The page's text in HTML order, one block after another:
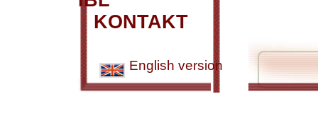
KONTAKT
English version